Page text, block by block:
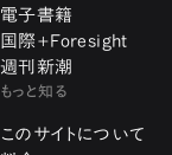
電子書籍
国際+Foresight
週刊新潮
もっと知る
このサイトについて